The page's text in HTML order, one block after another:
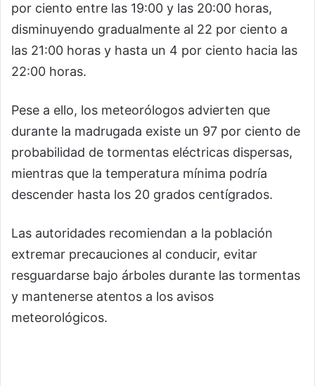
por ciento entre las 19:00 y las 20:00 horas,
disminuyendo gradualmente al 22 por ciento a
las 21:00 horas y hasta un 4 por ciento hacia las
22:00 horas.
Pese a ello, los meteorólogos advierten que
durante la madrugada existe un 97 por ciento de
probabilidad de tormentas eléctricas dispersas,
mientras que la temperatura mínima podría
descender hasta los 20 grados centígrados.
Las autoridades recomiendan a la población
extremar precauciones al conducir, evitar
resguardarse bajo árboles durante las tormentas
y mantenerse atentos a los avisos
meteorológicos.